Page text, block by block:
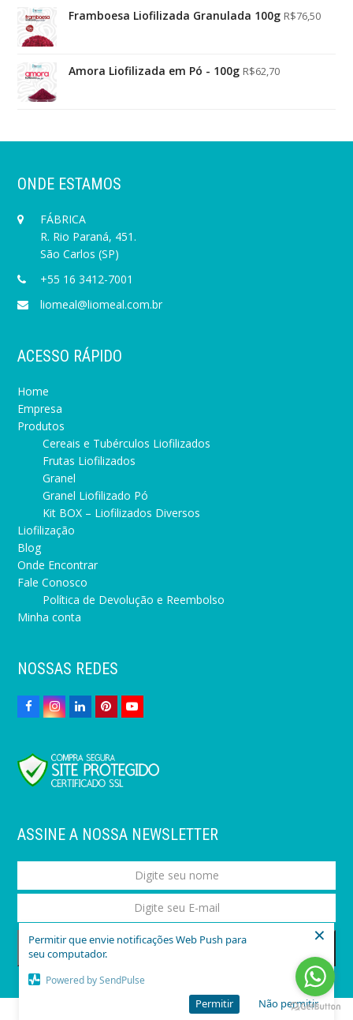
Permitir que envie notificações Web Push para
seu computador.
Powered by SendPulse
Não permitir
Permitir
×
Framboesa Liofilizada Granulada 100g R$76,50
Amora Liofilizada em Pó - 100g R$62,70
ONDE ESTAMOS
FÁBRICA
R. Rio Paraná, 451.
São Carlos (SP)
+55 16 3412-7001
liomeal@liomeal.com.br
ACESSO RÁPIDO
Home
Empresa
Produtos
Cereais e Tubérculos Liofilizados
Frutas Liofilizados
Granel
Granel Liofilizado Pó
Kit BOX – Liofilizados Diversos
Liofilização
Blog
Onde Encontrar
Fale Conosco
Política de Devolução e Reembolso
Minha conta
NOSSAS REDES
ASSINE A NOSSA NEWSLETTER
ASSINAR
Todos os Direitos Reservados - Liomeal